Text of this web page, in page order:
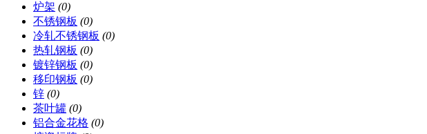
炉架 (0)
不锈钢板 (0)
冷轧不锈钢板 (0)
热轧钢板 (0)
镀锌钢板 (0)
移印钢板 (0)
锌 (0)
茶叶罐 (0)
铝合金花格 (0)